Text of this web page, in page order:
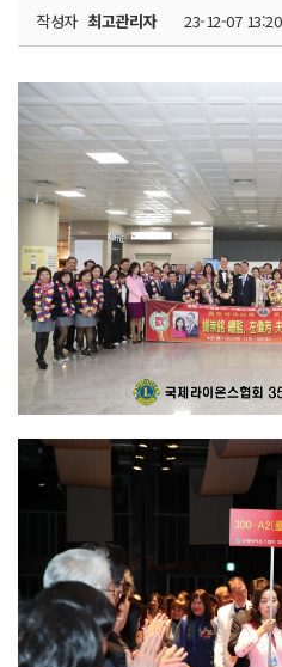
작성자 최고관리자 23-12-07 13:20